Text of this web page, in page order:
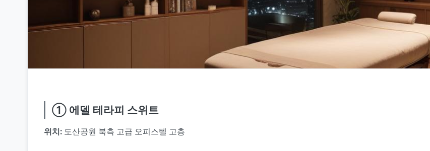
① 에델 테라피 스위트
위치: 도산공원 북측 고급 오피스텔 고층